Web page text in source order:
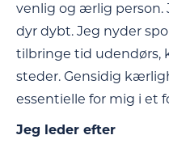
venlig og ærlig person.
dyr dybt. Jeg nyder
tilbringe tid udendørs,
steder. Gensidig
essentielle for mig i et
Jeg leder efter